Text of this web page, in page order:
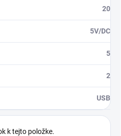
20
5V/DC
5
2
USB
k tejto položke.